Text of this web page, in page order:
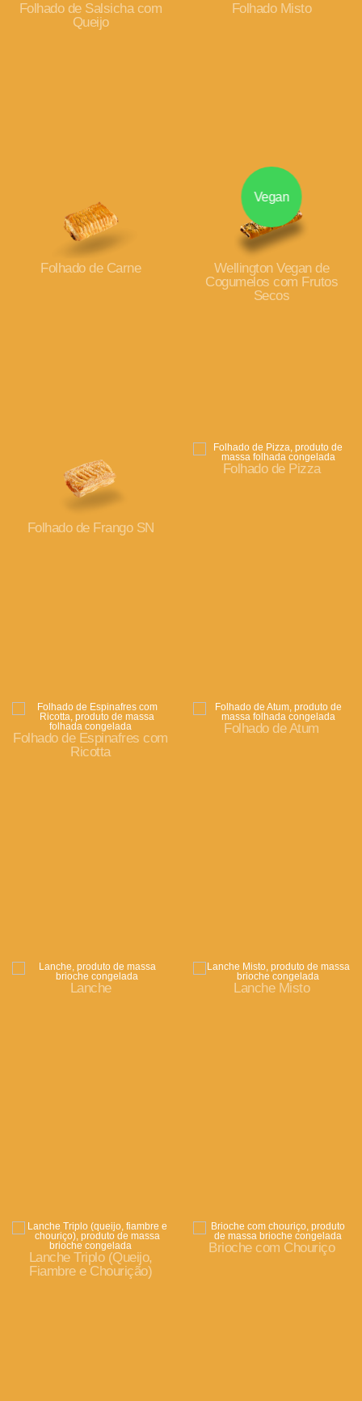
Folhado de Salsicha com
Queijo
Folhado Misto
Folhado de Carne
Wellington Vegan de
Cogumelos com Frutos
Secos
Vegan
Folhado de Frango SN
Folhado de Pizza
Folhado de Espinafres com
Ricotta
Folhado de Atum
Lanche Lanche Misto
Lanche Triplo (Queijo,
Fiambre e Chourição)
Brioche com Chouriço